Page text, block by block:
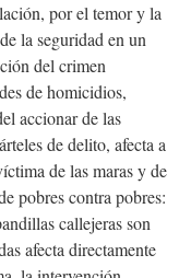
por el temor y la
la seguridad en un
del crimen
de homicidios,
accionar de las
de delito, afecta a
de las maras y de
pobres contra pobres:
callejeras son
afecta directamente